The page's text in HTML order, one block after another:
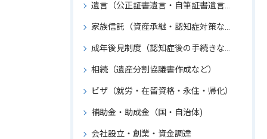
遺言（公正証書遺言・自筆証書遺言など）
家族信託（資産承継・認知症対策など）
成年後見制度（認知症後の手続きなど）
相続（遺産分割協議書作成など）
ビザ（就労・在留資格・永住・帰化）
補助金・助成金（国・自治体)
会社設立・創業・資金調達